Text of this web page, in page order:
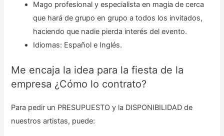
Mago profesional y especialista en magia de cerca
que hará de grupo en grupo a todos los invitados,
haciendo que nadie pierda interés del evento.
Idiomas: Español e Inglés.
Me encaja la idea para la fiesta de la
empresa ¿Cómo lo contrato?
Para pedir un PRESUPUESTO y la DISPONIBILIDAD de
nuestros artistas, puede: